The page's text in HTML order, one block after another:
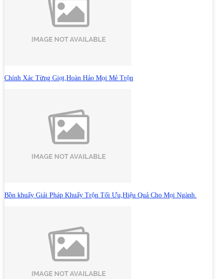
Chính Xác Từng Giọt,Hoàn Hảo Mọi Mẻ Trộn
Bồn khuấy Giải Pháp Khuấy Trộn Tối Ưu,Hiệu Quả Cho Mọi Ngành.